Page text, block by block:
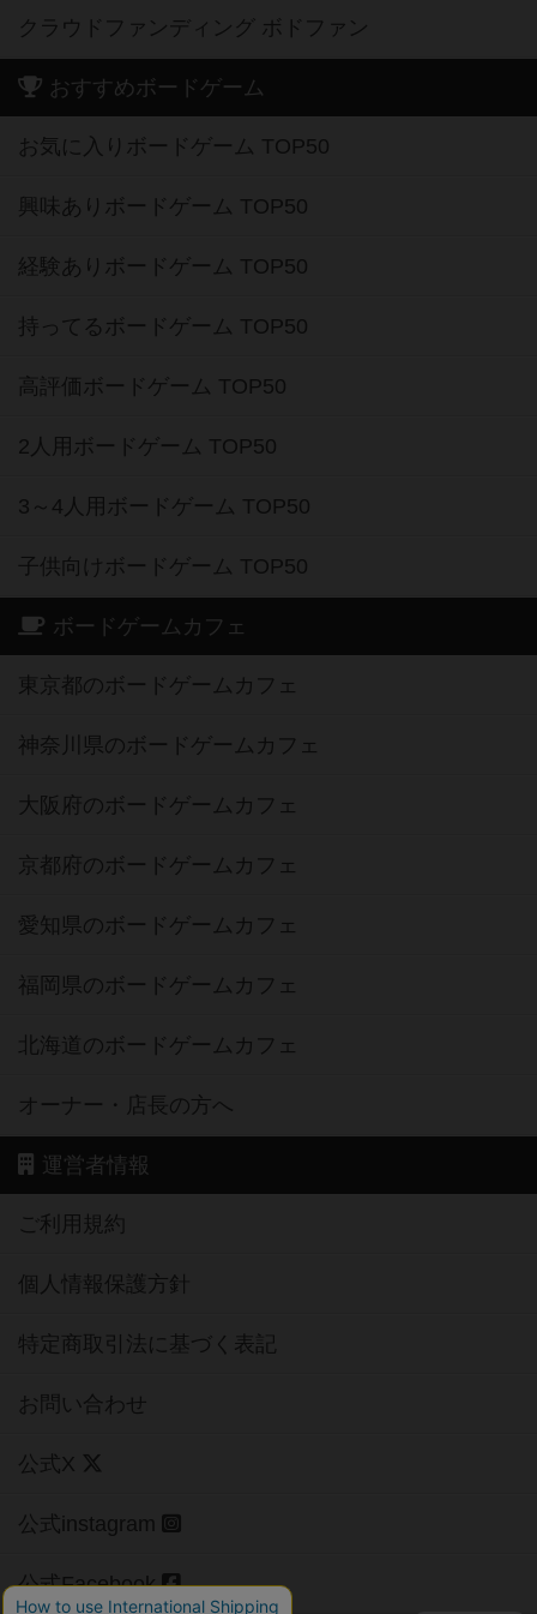
クラウドファンディング ボドファン
おすすめボードゲーム
お気に入りボードゲーム TOP50
興味ありボードゲーム TOP50
経験ありボードゲーム TOP50
持ってるボードゲーム TOP50
高評価ボードゲーム TOP50
2人用ボードゲーム TOP50
3～4人用ボードゲーム TOP50
子供向けボードゲーム TOP50
ボードゲームカフェ
東京都のボードゲームカフェ
神奈川県のボードゲームカフェ
大阪府のボードゲームカフェ
京都府のボードゲームカフェ
愛知県のボードゲームカフェ
福岡県のボードゲームカフェ
北海道のボードゲームカフェ
オーナー・店長の方へ
運営者情報
ご利用規約
個人情報保護方針
特定商取引法に基づく表記
お問い合わせ
公式X
公式instagram
公式Facebook